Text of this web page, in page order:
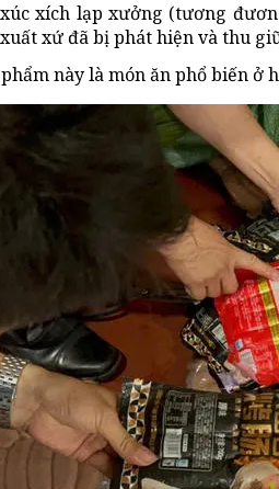
xích lạp xưởng (tương
xứ đã bị phát hiện và thu
này là món ăn phổ biến ở